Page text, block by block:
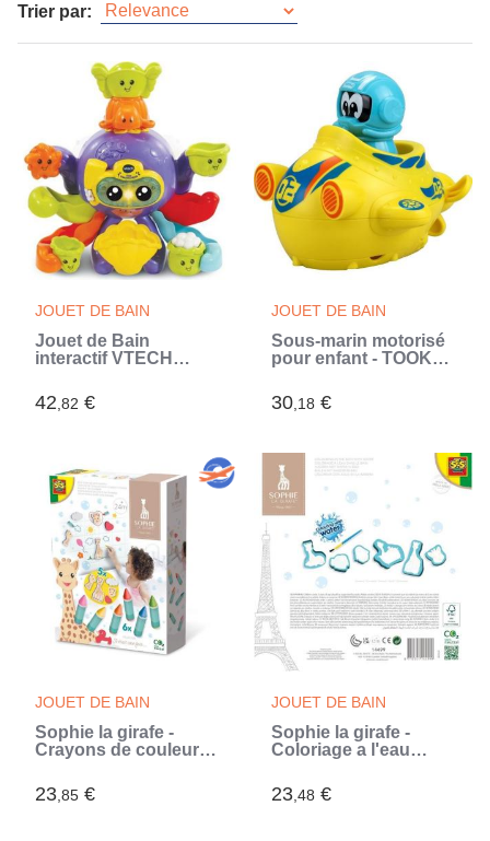
Trier par:
JOUET DE BAIN
Jouet de Bain
interactif VTECH
Poulpe Rigolo -
Multicolore - Pour
42,82 €
JOUET DE BAIN
Sous-marin motorisé
pour enfant - TOOKO -
sonores - A partir de 2
ans (Jaune)
30,18 €
JOUET DE BAIN
Sophie la girafe -
Crayons de couleur
(Blanc)
23,85 €
JOUET DE BAIN
Sophie la girafe -
Coloriage a l'eau
Creative - Hobby 1 - 4
- Activité Ludique -
23,48 €